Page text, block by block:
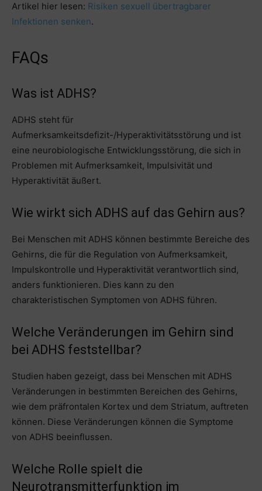
Artikel hier lesen: Risiken sexuell übertragbarer
Infektionen senken.
FAQs
Was ist ADHS?
ADHS steht für
Aufmerksamkeitsdefizit-/Hyperaktivitätsstörung und ist
eine neurobiologische Entwicklungsstörung, die sich in
Problemen mit Aufmerksamkeit, Impulsivität und
Hyperaktivität äußert.
Wie wirkt sich ADHS auf das Gehirn aus?
Bei Menschen mit ADHS können bestimmte Bereiche des
Gehirns, die für die Regulation von Aufmerksamkeit,
Impulskontrolle und Hyperaktivität verantwortlich sind,
anders funktionieren. Dies kann zu den
charakteristischen Symptomen von ADHS führen.
Welche Veränderungen im Gehirn sind
bei ADHS feststellbar?
Studien haben gezeigt, dass bei Menschen mit ADHS
Veränderungen in bestimmten Bereichen des Gehirns,
wie dem präfrontalen Kortex und dem Striatum, auftreten
können. Diese Veränderungen können die Symptome
von ADHS beeinflussen.
Welche Rolle spielt die
Neurotransmitterfunktion im